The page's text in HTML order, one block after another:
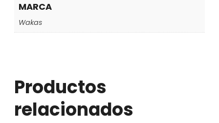
MARCA
Wakas
Productos
relacionados